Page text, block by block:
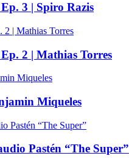
3 | Spiro Razis
2 | Mathias Torres
Miqueles
Pastén “The Super”